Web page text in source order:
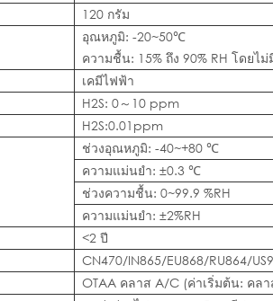
120 กรัม
อุณหภูมิ: -20~50℃
ความชื้น: 15% ถึง 90% RH โดยไ
เคมีไฟฟ้า
H2S: 0～10 ppm
H2S:0.01ppm
ช่วงอุณหภูมิ: -40~+80 ℃
ความแม่นยำ: ±0.3 ℃
ช่วงความชื้น: 0~99.9 %RH
ความแม่นยำ: ±2%RH
<2 ปี
CN470/IN865/EU868/RU864/
OTAA คลาส A/C (ค่าเริ่มต้น: คลา